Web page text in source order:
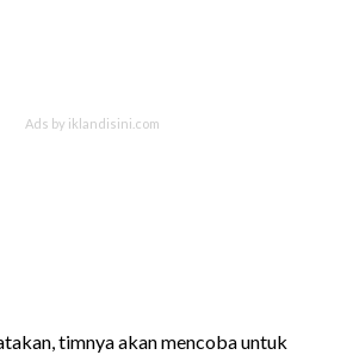
timnya akan mencoba untuk